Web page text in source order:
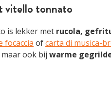
vitello tonnato
is lekker met rucola,
focaccia ofcarta di musica-
ook bij warme